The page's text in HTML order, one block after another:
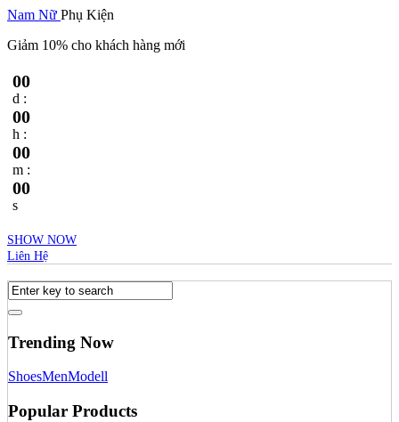
Nam Nữ Phụ Kiện
Giảm 10% cho khách hàng mới
00
d :
00
h :
00
m :
00
s
SHOW NOW
Liên Hệ
Trending Now
ShoesMenModell
Popular Products